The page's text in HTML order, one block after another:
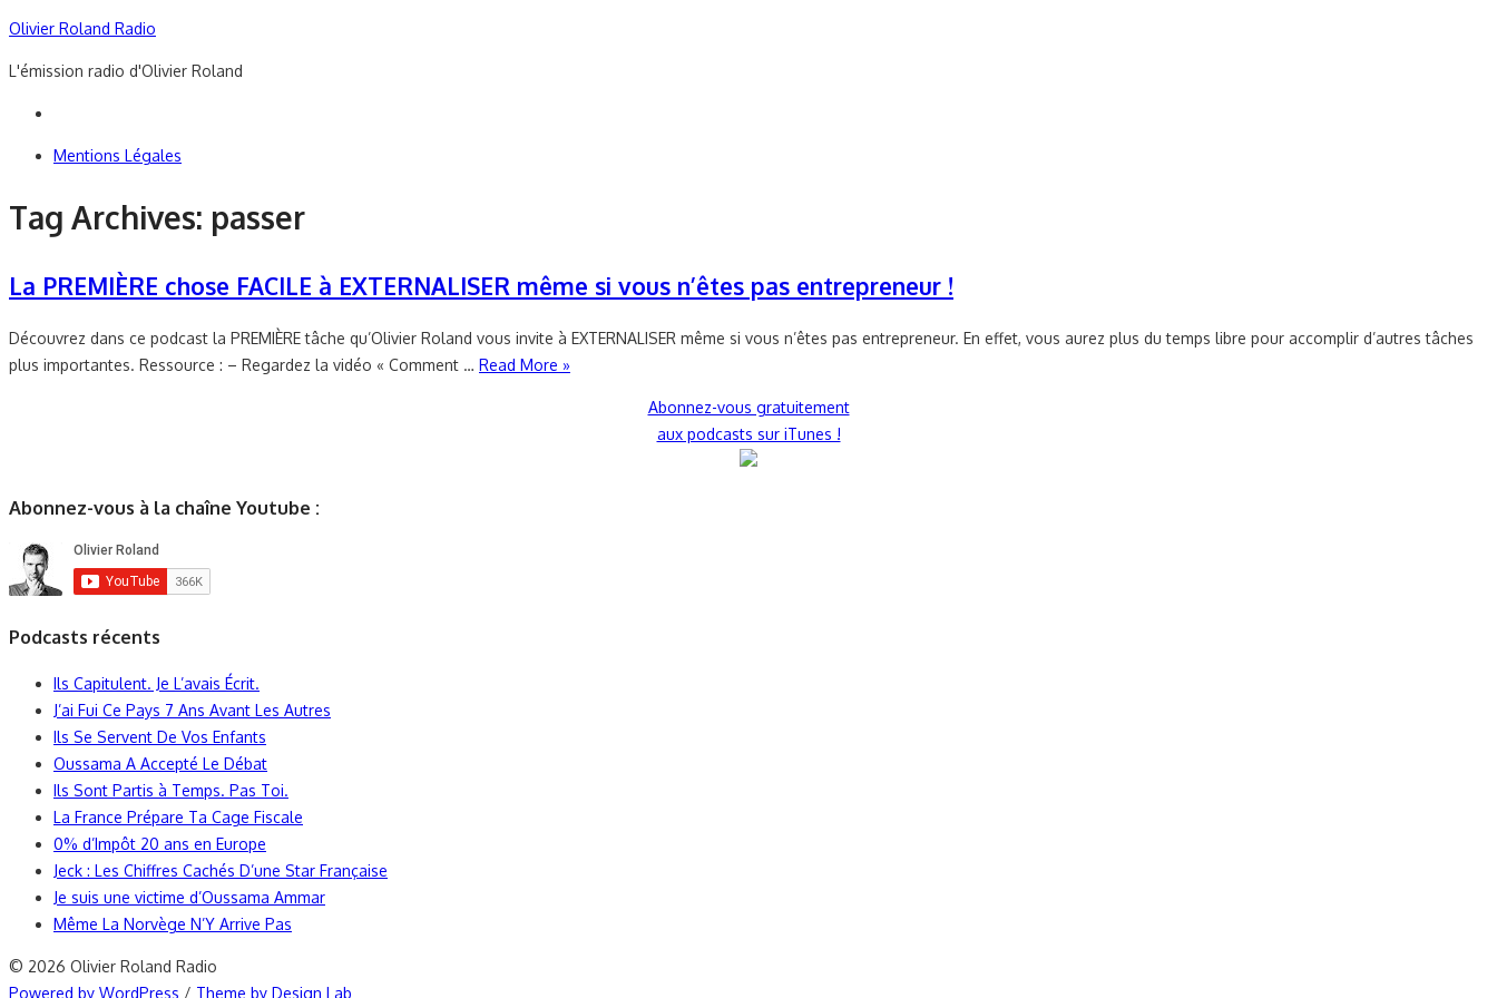
Skip
content
Olivier Roland Radio
L'émission radio d'Olivier Roland
Mentions Légales
Tag Archives: passer
La PREMIÈRE chose FACILE à EXTERNALISER même si vous n’êtes pas entrepreneur !
Découvrez dans ce podcast la PREMIÈRE tâche qu’Olivier Roland vous invite à EXTERNALISER même si vous n’êtes pas entrepreneur. En effet, vous aurez plus du temps libre pour accomplir d’autres tâches
plus importantes. Ressource : – Regardez la vidéo « Comment … Read More »
Abonnez-vous gratuitement
aux podcasts sur iTunes !
Abonnez-vous à la chaîne Youtube :
Podcasts récents
Ils Capitulent. Je L’avais Écrit.
J’ai Fui Ce Pays 7 Ans Avant Les Autres
Ils Se Servent De Vos Enfants
Oussama A Accepté Le Débat
Ils Sont Partis à Temps. Pas Toi.
La France Prépare Ta Cage Fiscale
0% d’Impôt 20 ans en Europe
Jeck : Les Chiffres Cachés D’une Star Française
Je suis une victime d’Oussama Ammar
Même La Norvège N’Y Arrive Pas
© 2026 Olivier Roland Radio
Powered by WordPress / Theme by Design Lab